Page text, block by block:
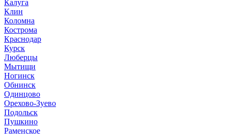
Калуга
Клин
Коломна
Кострома
Краснодар
Курск
Люберцы
Мытищи
Ногинск
Обнинск
Одинцово
Орехово-Зуево
Подольск
Пушкино
Раменское